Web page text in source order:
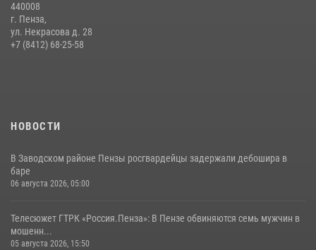
440008
г. Пенза,
ул. Некрасова д. 28
+7 (8412) 68-25-58
НОВОСТИ
В Заводском районе Пензы росгвардейцы задержали дебошира в
баре
06 августа 2026, 05:00
Телесюжет ГТРК «Россия.Пенза»: В Пензе обвиняются семь мужчин в
мошенн...
05 августа 2026, 15:50